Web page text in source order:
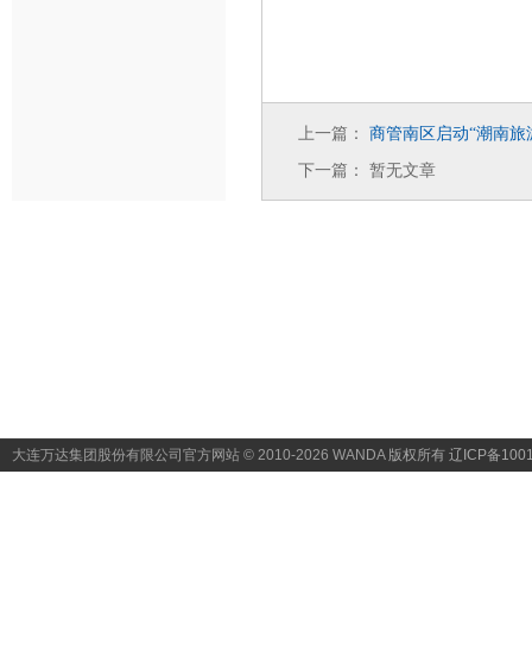
上一篇： 商管南区启动“潮南旅
下一篇：
暂无文章
大连万达集团股份有限公司官方网站 © 2010-2026 WANDA 版权所有 辽ICP备